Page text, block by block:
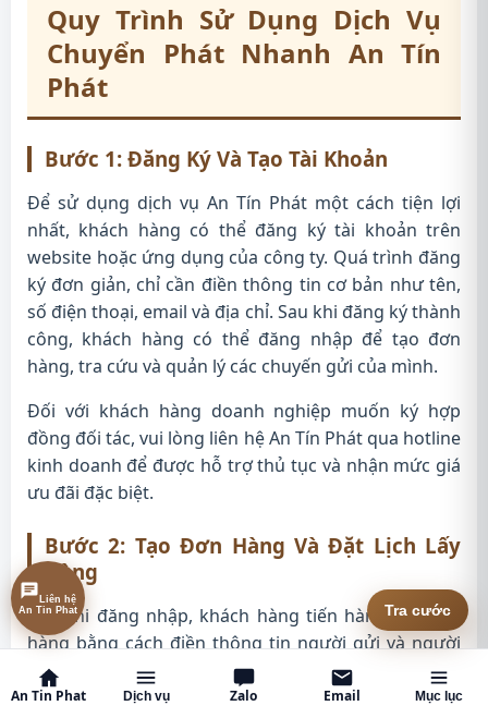
Quy Trình Sử Dụng Dịch Vụ
Chuyển Phát Nhanh An Tín
Phát
Bước 1: Đăng Ký Và Tạo Tài Khoản
Để sử dụng dịch vụ An Tín Phát một cách tiện lợi
nhất, khách hàng có thể đăng ký tài khoản trên
website hoặc ứng dụng của công ty. Quá trình đăng
ký đơn giản, chỉ cần điền thông tin cơ bản như tên,
số điện thoại, email và địa chỉ. Sau khi đăng ký thành
công, khách hàng có thể đăng nhập để tạo đơn
hàng, tra cứu và quản lý các chuyến gửi của mình.
Đối với khách hàng doanh nghiệp muốn ký hợp
đồng đối tác, vui lòng liên hệ An Tín Phát qua hotline
kinh doanh để được hỗ trợ thủ tục và nhận mức giá
ưu đãi đặc biệt.
Bước 2: Tạo Đơn Hàng Và Đặt Lịch Lấy
Hàng
Sau khi đăng nhập, khách hàng tiến hành tạo đơn
hàng bằng cách điền thông tin người gửi và người
nhận, mô tả hàng hóa bao gồm trọng lượng, kích
thước và loại hàng, chọn dịch vụ vận chuyển phù
An Tin Phat Dịch vụ Zalo Email Mục lục
Tra cước
Liên hệ
An Tin Phat